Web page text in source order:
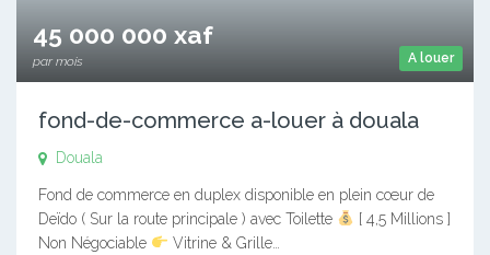
A louer
45 000 000 xaf
par mois
fond-de-commerce a-louer à douala
Douala
Fond de commerce en duplex disponible en plein cœur de
Deïdo ( Sur la route principale ) avec Toilette
[ 4,5 Millions ]
Non Négociable
Vitrine & Grille…